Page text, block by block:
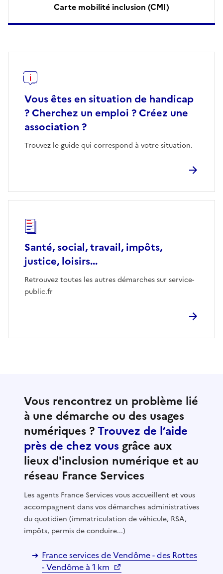
Carte mobilité inclusion (CMI)
Vous êtes en situation de handicap
? Cherchez un emploi ? Créez une
association ?
Trouvez le guide qui correspond à votre situation.
Santé, social, travail, impôts,
justice, loisirs...
Retrouvez toutes les autres démarches sur service-
public.fr
Vous rencontrez un problème lié
à une démarche ou des usages
numériques ?Trouvez de l’aide
près de chez vous grâce aux
lieux d'inclusion numérique et au
réseau France Services
Les agents France Services vous accueillent et vous
accompagnent dans vos démarches administratives
du quotidien (immatriculation de véhicule, RSA,
impôts, permis de conduire...)
France services de Vendôme - des Rottes
- Vendôme à 1 km